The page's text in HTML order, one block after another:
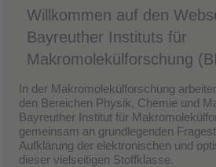
Willkommen auf den
Bayreuther Instituts für
Makromolekülforschung
In der Makromolekülforschung
den Bereichen Physik, Chemie und
Bayreuther Institut für
gemeinsam an grundlegenden
Aufklärung der elektronischen und
dieser vielseitigen Stoffklasse.